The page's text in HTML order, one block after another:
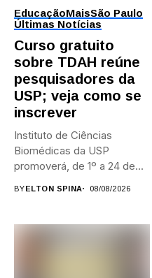
EducaçãoMaisSão Paulo
Últimas Notícias
Curso gratuito
sobre TDAH reúne
pesquisadores da
USP; veja como se
inscrever
Instituto de Ciências
Biomédicas da USP
promoverá, de 1º a 24 de...
BYELTON SPINA 08/08/2026